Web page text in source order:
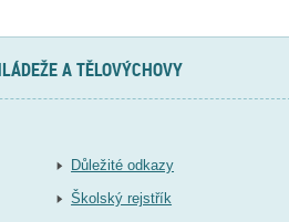
A TĚLOVÝCHOVY
Důležité odkazy
Školský rejstřík